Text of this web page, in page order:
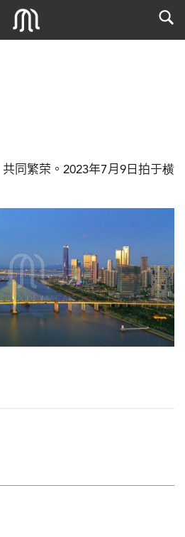
同繁荣。2023年7月9日拍于横